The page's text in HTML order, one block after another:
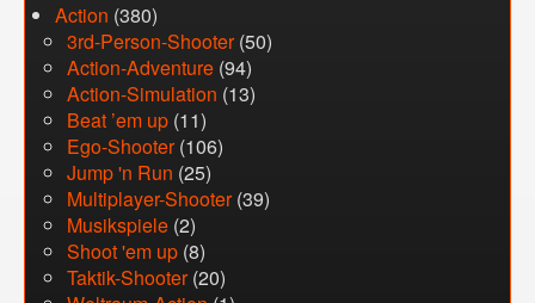
Action (380)
3rd-Person-Shooter(50)
Action-Adventure (94)
Action-Simulation (13)
Beat ’em up (11)
Ego-Shooter(106)
Jump 'n Run (25)
Multiplayer-Shooter(39)
Musikspiele (2)
Shoot 'em up (8)
Taktik-Shooter(20)